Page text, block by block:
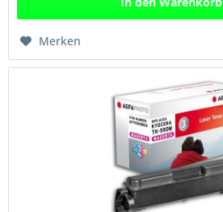
Merken